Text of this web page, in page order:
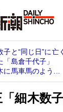
子と“同じ日”に亡く
「島倉千代子」
に馬車馬のよう...
「細木数